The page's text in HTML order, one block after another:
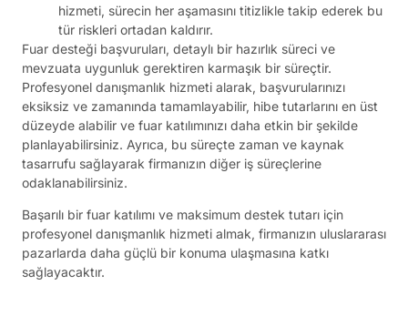
hizmeti, sürecin her aşamasını titizlikle takip ederek bu
tür riskleri ortadan kaldırır.
Fuar desteği başvuruları, detaylı bir hazırlık süreci ve
mevzuata uygunluk gerektiren karmaşık bir süreçtir.
Profesyonel danışmanlık hizmeti alarak, başvurularınızı
eksiksiz ve zamanında tamamlayabilir, hibe tutarlarını en üst
düzeyde alabilir ve fuar katılımınızı daha etkin bir şekilde
planlayabilirsiniz. Ayrıca, bu süreçte zaman ve kaynak
tasarrufu sağlayarak firmanızın diğer iş süreçlerine
odaklanabilirsiniz.
Başarılı bir fuar katılımı ve maksimum destek tutarı için
profesyonel danışmanlık hizmeti almak, firmanızın uluslararası
pazarlarda daha güçlü bir konuma ulaşmasına katkı
sağlayacaktır.